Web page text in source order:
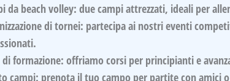
da beach volley: due campi attrezzati, ideali per
di tornei: partecipa ai nostri eventi
di formazione: offriamo corsi per principianti e
campi: prenota il tuo campo per partite con amici